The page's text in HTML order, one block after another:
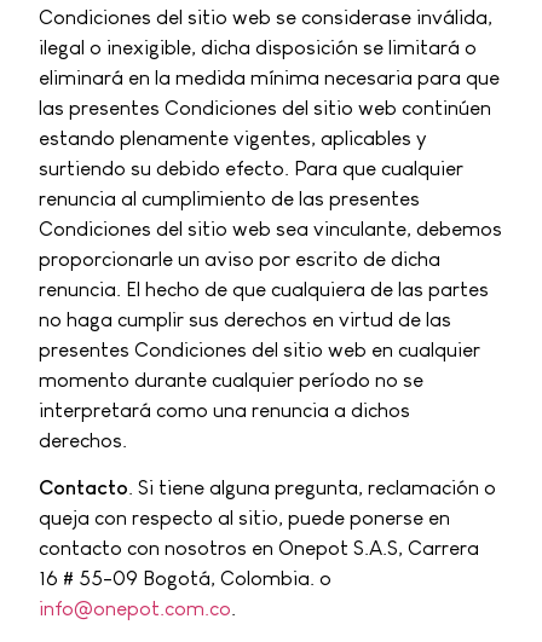
Condiciones del sitio web se considerase inválida,
ilegal o inexigible, dicha disposición se limitará o
eliminará en la medida mínima necesaria para que
las presentes Condiciones del sitio web continúen
estando plenamente vigentes, aplicables y
surtiendo su debido efecto. Para que cualquier
renuncia al cumplimiento de las presentes
Condiciones del sitio web sea vinculante, debemos
proporcionarle un aviso por escrito de dicha
renuncia. El hecho de que cualquiera de las partes
no haga cumplir sus derechos en virtud de las
presentes Condiciones del sitio web en cualquier
momento durante cualquier período no se
interpretará como una renuncia a dichos
derechos.
Contacto. Si tiene alguna pregunta, reclamación o
queja con respecto al sitio, puede ponerse en
contacto con nosotros en Onepot S.A.S, Carrera
16 # 55-09 Bogotá, Colombia. o
info@onepot.com.co.